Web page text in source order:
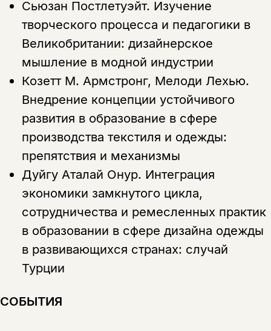
Сьюзан Постлетуэйт. Изучение
творческого процесса и педагогики в
Великобритании: дизайнерское
мышление в модной индустрии
Козетт М. Армстронг, Мелоди Лехью.
Внедрение концепции устойчивого
развития в образование в сфере
производства текстиля и одежды:
препятствия и механизмы
Дуйгу Аталай Онур. Интеграция
экономики замкнутого цикла,
сотрудничества и ремесленных практик
в образовании в сфере дизайна одежды
в развивающихся странах: случай
Турции
СОБЫТИЯ